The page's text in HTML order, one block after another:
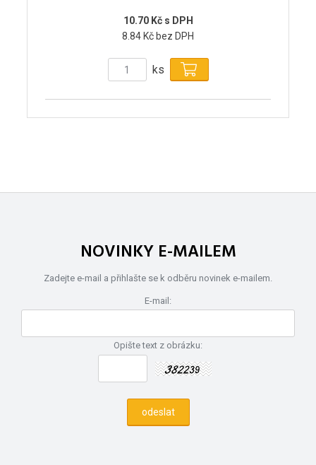
10.70 Kč s DPH
8.84 Kč bez DPH
ks
NOVINKY E-MAILEM
Zadejte e-mail a přihlašte se k odběru novinek e-mailem.
E-mail:
Opište text z obrázku: